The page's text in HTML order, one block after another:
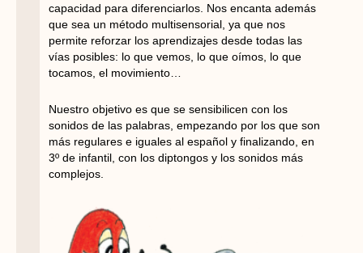
capacidad para diferenciarlos. Nos encanta además
que sea un método multisensorial, ya que nos
permite reforzar los aprendizajes desde todas las
vías posibles: lo que vemos, lo que oímos, lo que
tocamos, el movimiento…
Nuestro objetivo es que se sensibilicen con los
sonidos de las palabras, empezando por los que son
más regulares e iguales al español y finalizando, en
3º de infantil, con los diptongos y los sonidos más
complejos.